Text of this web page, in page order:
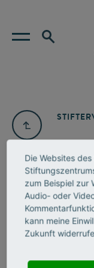
Die Websites
zum Beispiel zur
Audio- oder
kann meine
Zukunft